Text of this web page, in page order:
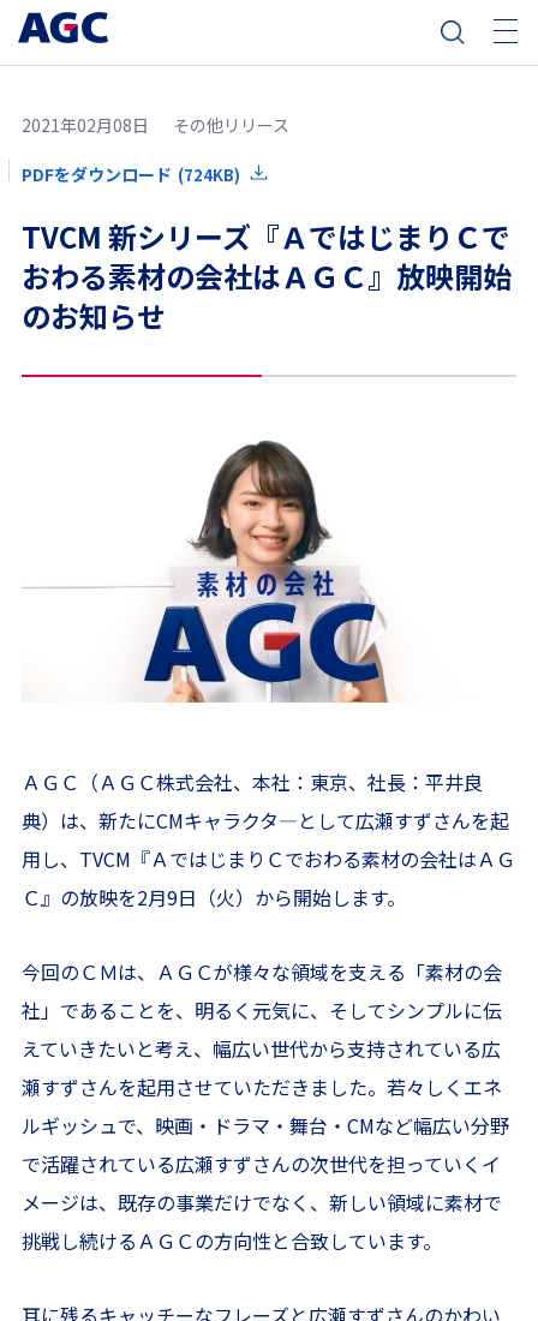
2021年02月08日 その他リリース
PDFをダウンロード (724KB)
TVCM 新シリーズ『ＡではじまりＣで
おわる素材の会社はＡＧＣ』放映開始
のお知らせ
ＡＧＣ（ＡＧＣ株式会社、本社：東京、社長：平井良
典）は、新たにCMキャラクタ―として広瀬すずさんを起
用し、TVCM『ＡではじまりＣでおわる素材の会社はＡＧ
Ｃ』の放映を2月9日（火）から開始します。
今回のＣＭは、ＡＧＣが様々な領域を支える「素材の会
社」であることを、明るく元気に、そしてシンプルに伝
えていきたいと考え、幅広い世代から支持されている広
瀬すずさんを起用させていただきました。若々しくエネ
ルギッシュで、映画・ドラマ・舞台・CMなど幅広い分野
で活躍されている広瀬すずさんの次世代を担っていくイ
メージは、既存の事業だけでなく、新しい領域に素材で
挑戦し続けるＡＧＣの方向性と合致しています。
耳に残るキャッチーなフレーズと広瀬すずさんのかわい